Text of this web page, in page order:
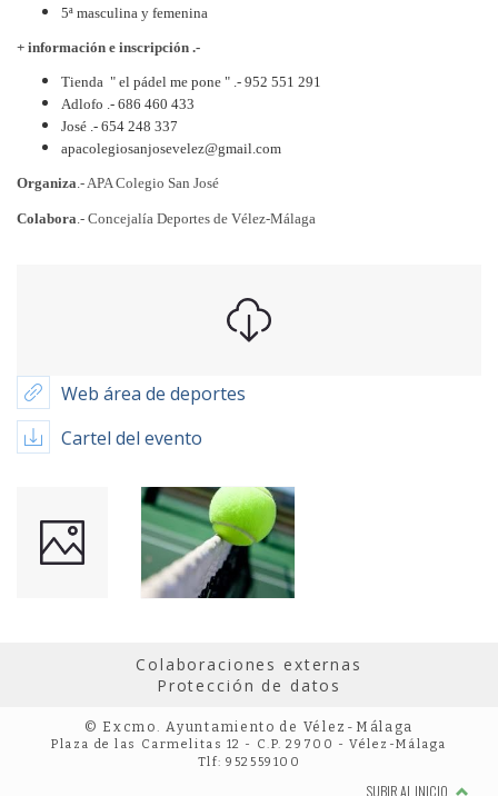
5ª masculina y femenina
+ información e inscripción .-
Tienda " el pádel me pone " .- 952 551 291
Adlofo .- 686 460 433
José .- 654 248 337
apacolegiosanjosevelez@gmail.com
Organiza.- APA Colegio San José
Colabora.- Concejalía Deportes de Vélez-Málaga
Web área de deportes
Cartel del evento
Colaboraciones externas
Protección de datos
© Excmo. Ayuntamiento de Vélez-Málaga
Plaza de las Carmelitas 12 - C.P. 29700 - Vélez-Málaga
Tlf: 952559100
SUBIR AL INICIO